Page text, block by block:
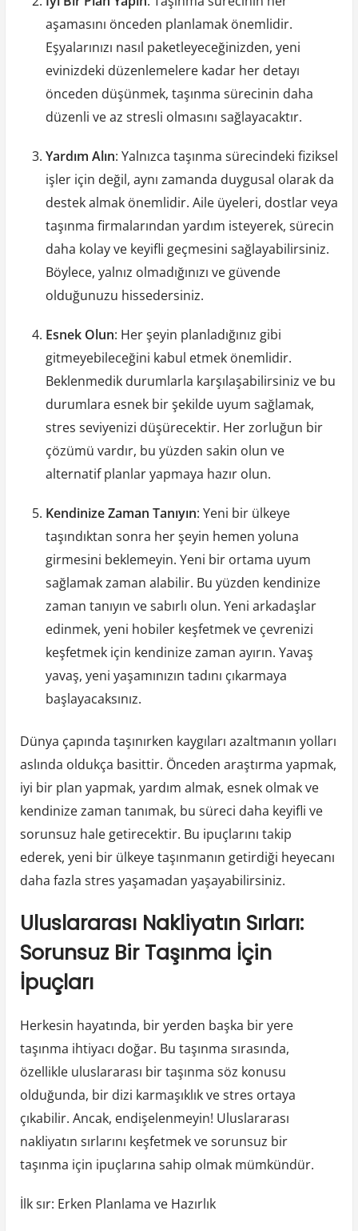
aşamasını önceden planlamak önemlidir.
Eşyalarınızı nasıl paketleyeceğinizden, yeni
evinizdeki düzenlemelere kadar her detayı
önceden düşünmek, taşınma sürecinin daha
düzenli ve az stresli olmasını sağlayacaktır.
Yardım Alın: Yalnızca taşınma sürecindeki fiziksel
işler için değil, aynı zamanda duygusal olarak da
destek almak önemlidir. Aile üyeleri, dostlar veya
taşınma firmalarından yardım isteyerek, sürecin
daha kolay ve keyifli geçmesini sağlayabilirsiniz.
Böylece, yalnız olmadığınızı ve güvende
olduğunuzu hissedersiniz.
Esnek Olun: Her şeyin planladığınız gibi
gitmeyebileceğini kabul etmek önemlidir.
Beklenmedik durumlarla karşılaşabilirsiniz ve bu
durumlara esnek bir şekilde uyum sağlamak,
stres seviyenizi düşürecektir. Her zorluğun bir
çözümü vardır, bu yüzden sakin olun ve
alternatif planlar yapmaya hazır olun.
Kendinize Zaman Tanıyın: Yeni bir ülkeye
taşındıktan sonra her şeyin hemen yoluna
girmesini beklemeyin. Yeni bir ortama uyum
sağlamak zaman alabilir. Bu yüzden kendinize
zaman tanıyın ve sabırlı olun. Yeni arkadaşlar
edinmek, yeni hobiler keşfetmek ve çevrenizi
keşfetmek için kendinize zaman ayırın. Yavaş
yavaş, yeni yaşamınızın tadını çıkarmaya
başlayacaksınız.
Dünya çapında taşınırken kaygıları azaltmanın yolları
aslında oldukça basittir. Önceden araştırma yapmak,
iyi bir plan yapmak, yardım almak, esnek olmak ve
kendinize zaman tanımak, bu süreci daha keyifli ve
sorunsuz hale getirecektir. Bu ipuçlarını takip
ederek, yeni bir ülkeye taşınmanın getirdiği heyecanı
daha fazla stres yaşamadan yaşayabilirsiniz.
Uluslararası Nakliyatın Sırları:
Sorunsuz Bir Taşınma İçin
İpuçları
Herkesin hayatında, bir yerden başka bir yere
taşınma ihtiyacı doğar. Bu taşınma sırasında,
özellikle uluslararası bir taşınma söz konusu
olduğunda, bir dizi karmaşıklık ve stres ortaya
çıkabilir. Ancak, endişelenmeyin! Uluslararası
nakliyatın sırlarını keşfetmek ve sorunsuz bir
taşınma için ipuçlarına sahip olmak mümkündür.
İlk sır: Erken Planlama ve Hazırlık